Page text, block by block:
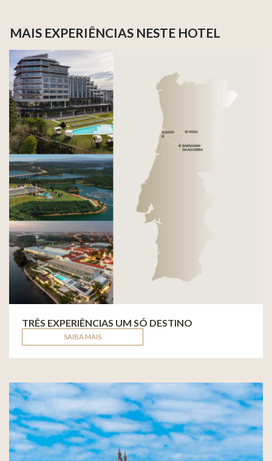
MAIS EXPERIÊNCIAS NESTE HOTEL
TRÊS EXPERIÊNCIAS UM SÓ DESTINO
SAIBA MAIS